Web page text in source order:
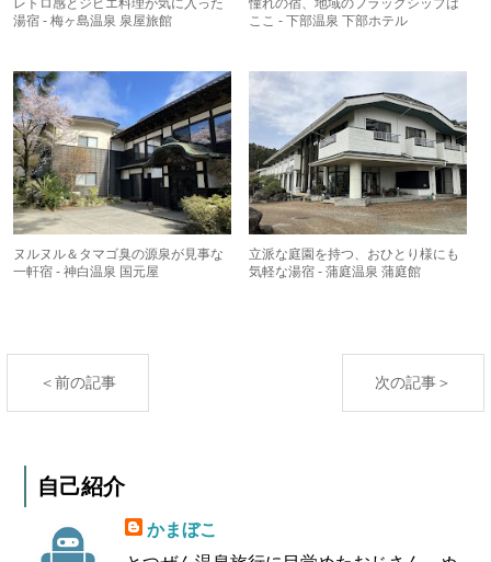
レトロ感とジビエ料理が気に入った
湯宿 - 梅ヶ島温泉 泉屋旅館
憧れの宿、地域のフラッグシップは
ここ - 下部温泉 下部ホテル
ヌルヌル＆タマゴ臭の源泉が見事な
一軒宿 - 神白温泉 国元屋
立派な庭園を持つ、おひとり様にも
気軽な湯宿 - 蒲庭温泉 蒲庭館
＜前の記事 次の記事＞
自己紹介
かまぼこ